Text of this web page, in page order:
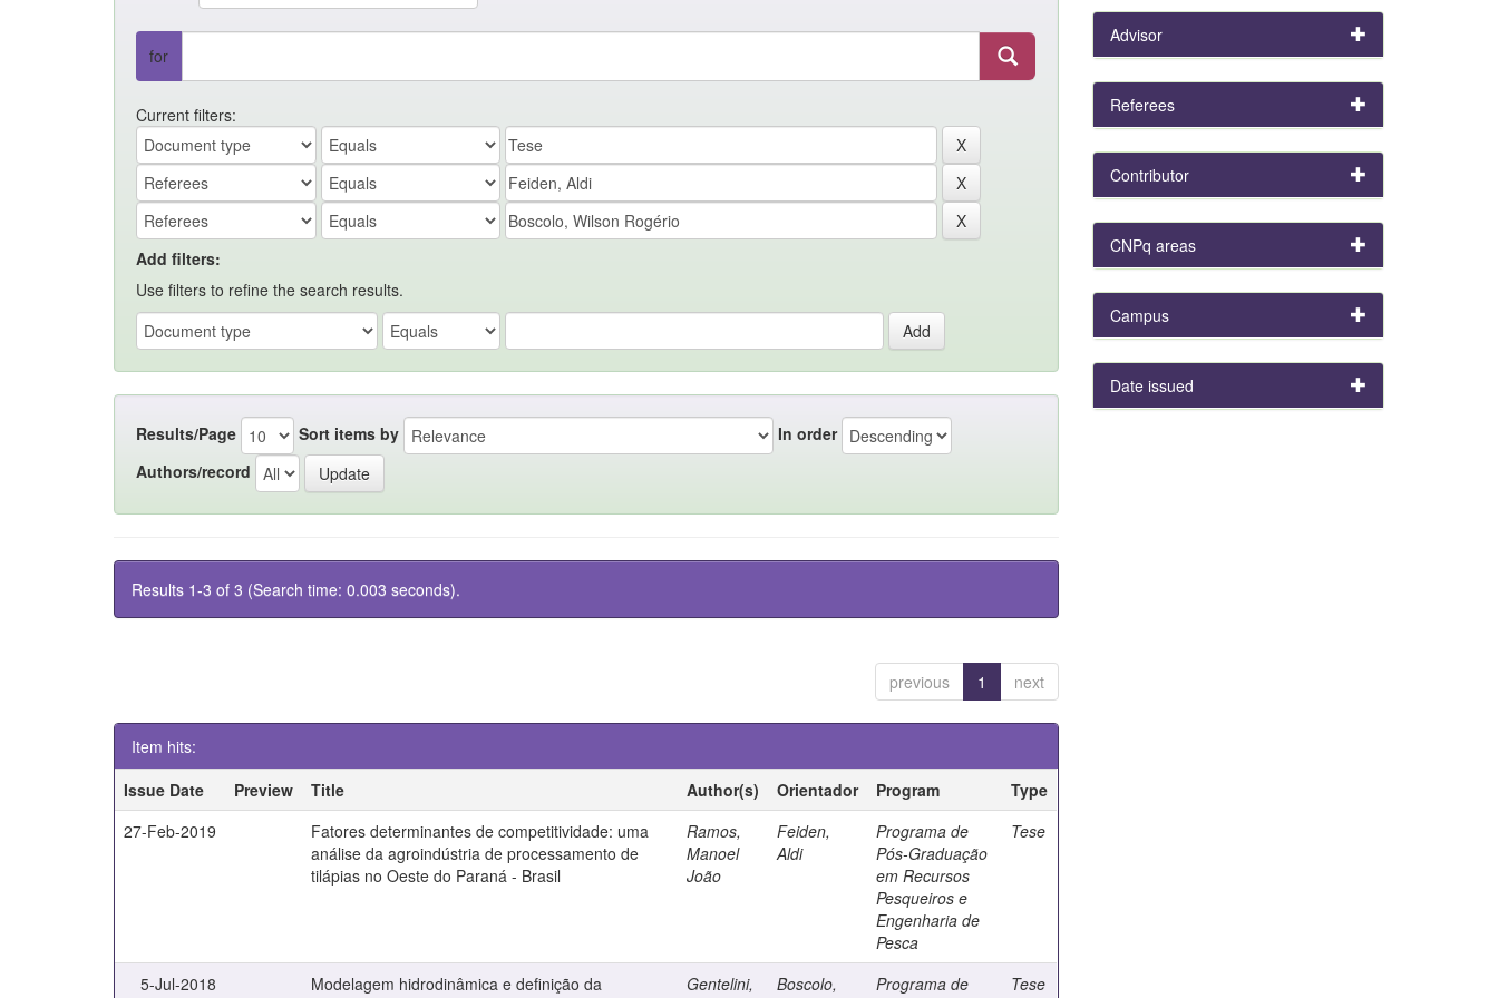
for
Current filters:
Add filters:
Use filters to refine the search results.
Results/Page Sort items by
In order
Authors/record
Results 1-3 of 3 (Search time: 0.003 seconds).
previous 1 next
Item hits:
Issue Date
Preview Title Author(s) Orientador Program
Type
27-Feb-2019
Fatores determinantes de competitividade: uma
análise da agroindústria de processamento de
tilápias no Oeste do Paraná - Brasil
Ramos,
Manoel
João
Feiden,
Aldi
Programa de
Pós-Graduação
em Recursos
Pesqueiros e
Engenharia de
Pesca
Tese
5-Jul-2018
Modelagem hidrodinâmica e definição da
Gentelini,
Boscolo,
Programa de
Tese
Advisor
Referees
Contributor
CNPq areas
Campus
Date issued